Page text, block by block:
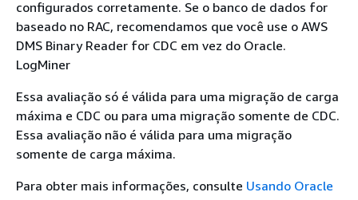
configurados corretamente. Se o banco de dados for
baseado no RAC, recomendamos que você use o AWS
DMS Binary Reader for CDC em vez do Oracle.
LogMiner
Essa avaliação só é válida para uma migração de carga
máxima e CDC ou para uma migração somente de CDC.
Essa avaliação não é válida para uma migração
somente de carga máxima.
Para obter mais informações, consulte Usando Oracle